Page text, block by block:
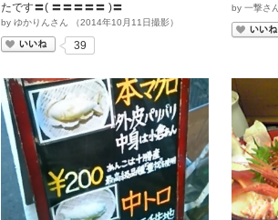
たです〓( 〓〓〓〓〓 )〓
by ゆかりんさん （2014年10 月 11 日撮影）
いいね
39
by 一撃さん